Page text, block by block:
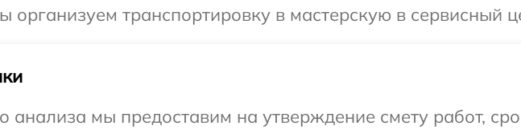
организуем транспортировку в мастерскую в сервисный
анализа мы предоставим на утверждение смету работ,